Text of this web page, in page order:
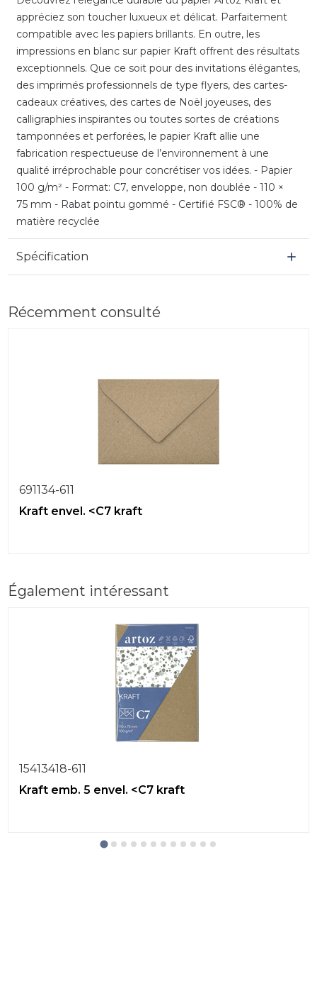
appréciez son toucher luxueux et délicat. Parfaitement
compatible avec les papiers brillants. En outre, les
impressions en blanc sur papier Kraft offrent des résultats
exceptionnels. Que ce soit pour des invitations élégantes,
des imprimés professionnels de type flyers, des cartes-
cadeaux créatives, des cartes de Noël joyeuses, des
calligraphies inspirantes ou toutes sortes de créations
tamponnées et perforées, le papier Kraft allie une
fabrication respectueuse de l’environnement à une
qualité irréprochable pour concrétiser vos idées. - Papier
100 g/m² - Format: C7, enveloppe, non doublée - 110 ×
75 mm - Rabat pointu gommé - Certifié FSC® - 100% de
matière recyclée
Spécification
Récemment consulté
691134-611
Kraft envel. <C7 kraft
Également intéressant
15413418-611
Kraft emb. 5 envel. <C7 kraft